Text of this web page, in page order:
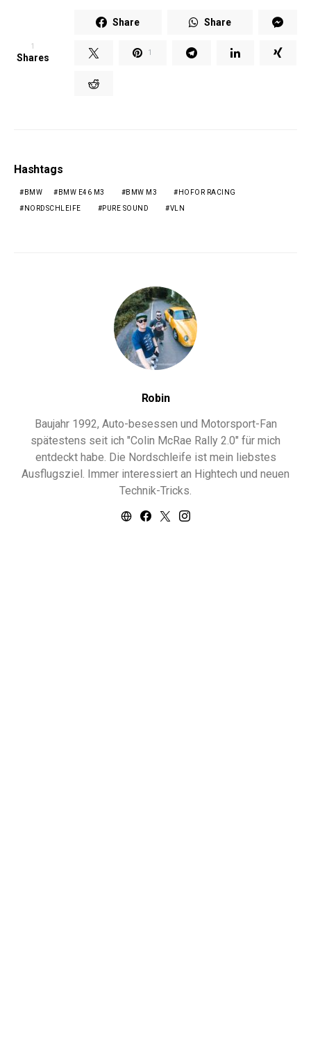
1
Shares
Share Share
1
Hashtags
BMW BMW E46 M3 BMW M3 HOFOR RACING
NORDSCHLEIFE PURE SOUND VLN
Robin
Baujahr 1992, Auto-besessen und Motorsport-Fan
spätestens seit ich "Colin McRae Rally 2.0" für mich
entdeckt habe. Die Nordschleife ist mein liebstes
Ausflugsziel. Immer interessiert an Hightech und neuen
Technik-Tricks.